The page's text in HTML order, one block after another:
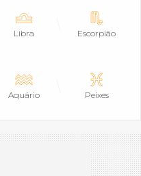
Libra Escorpião
Aquário Peixes